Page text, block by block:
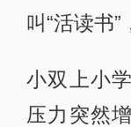
叫“活读书”
小双上小
压力突然